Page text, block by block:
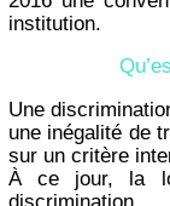
institution.
Une
une inégalité de
sur un critère
À ce jour, la